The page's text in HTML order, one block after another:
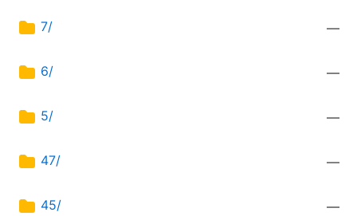
7/ —
6/ —
5/ —
47/ —
45/ —